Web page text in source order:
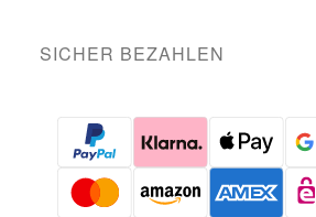
SICHER BEZAHLEN